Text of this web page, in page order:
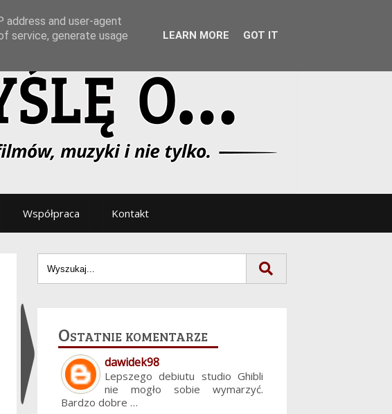
Współpraca Kontakt
Ukryj
Ostatnie komentarze
dawidek98
Lepszego debiutu studio Ghibli
nie mogło sobie wymarzyć.
Bardzo dobre …
address and user-agent
service, generate usage
LEARN MORE GOT IT